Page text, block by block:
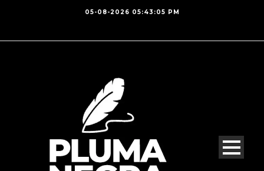
05-08-2026 05:43:05 PM